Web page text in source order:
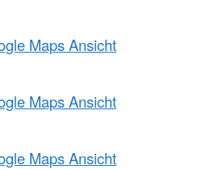
Maps Ansicht
Maps Ansicht
Maps Ansicht